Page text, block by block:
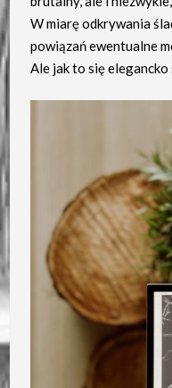
W miarę odkrywania
powiązań ewentualne
Ale jak to się